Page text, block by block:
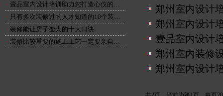
壹品室内设计培训助力您打造心仪的…
只有多次装修过的人才知道的10个装…
装修能让房子变大的十大口诀
装修比较重要的施工工艺一定要亲自…
郑州室内设计
郑州室内设计
壹品室内设计
郑州室内装修
郑州室内设计